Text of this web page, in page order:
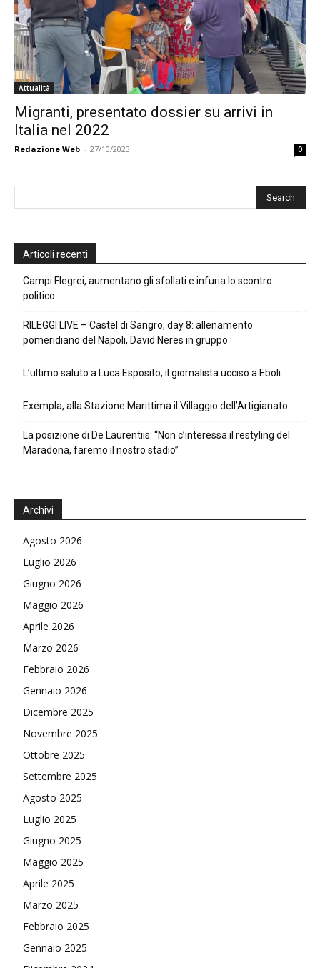
Attualità
Migranti, presentato dossier su arrivi in
Italia nel 2022
Redazione Web - 27/10/2023 0
Articoli recenti
Campi Flegrei, aumentano gli sfollati e infuria lo scontro
politico
RILEGGI LIVE – Castel di Sangro, day 8: allenamento
pomeridiano del Napoli, David Neres in gruppo
L’ultimo saluto a Luca Esposito, il giornalista ucciso a Eboli
Exempla, alla Stazione Marittima il Villaggio dell’Artigianato
La posizione di De Laurentiis: “Non c’interessa il restyling del
Maradona, faremo il nostro stadio”
Archivi
Agosto 2026
Luglio 2026
Giugno 2026
Maggio 2026
Aprile 2026
Marzo 2026
Febbraio 2026
Gennaio 2026
Dicembre 2025
Novembre 2025
Ottobre 2025
Settembre 2025
Agosto 2025
Luglio 2025
Giugno 2025
Maggio 2025
Aprile 2025
Marzo 2025
Febbraio 2025
Gennaio 2025